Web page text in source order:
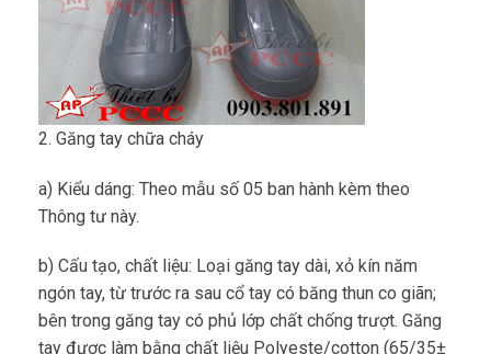
2. Găng tay chữa cháy
a) Kiểu dáng: Theo mẫu số 05 ban hành kèm theo
Thông tư này.
b) Cấu tạo, chất liệu: Loại găng tay dài, xỏ kín năm
ngón tay, từ trước ra sau cổ tay có băng thun co giãn;
bên trong găng tay có phủ lớp chất chống trượt. Găng
tay được làm bằng chất liệu Polyeste/cotton (65/35±